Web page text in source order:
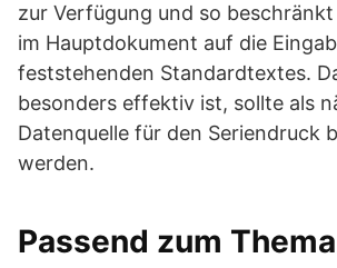
zur Verfügung und so
im Hauptdokument auf die
feststehenden Standardtextes.
besonders effektiv ist, sollte als
Datenquelle für den Seriendruck
werden.
Passend zum